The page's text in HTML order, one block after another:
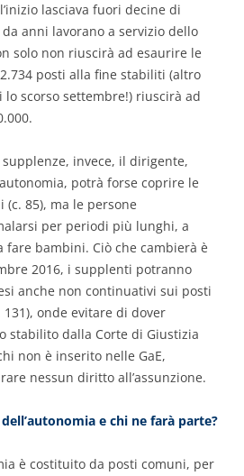
lasciava fuori decine di
anni lavorano a servizio dello
solo non riuscirà ad esaurire le
posti alla fine stabiliti (altro
scorso settembre!) riuscirà ad
invece, il dirigente,
potrà forse coprire le
(c. 85), ma le persone
per periodi più lunghi, a
fare bambini. Ciò che cambierà è
2016, i supplenti potranno
anche non continuativi sui posti
onde evitare di dover
stabilito dalla Corte di Giustizia
non è inserito nelle GaE,
nessun diritto all’assunzione.
dell’autonomia e chi ne farà parte?
è costituito da posti comuni, per